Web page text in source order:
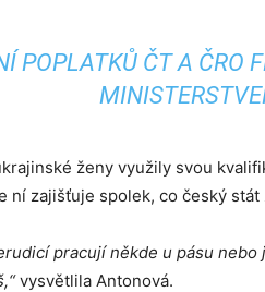
POPLATKŮ ČT A ČRO
ženy využily svou
ní zajišťuje spolek, co český
pracují někde u pásu
vysvětlila Antonová.